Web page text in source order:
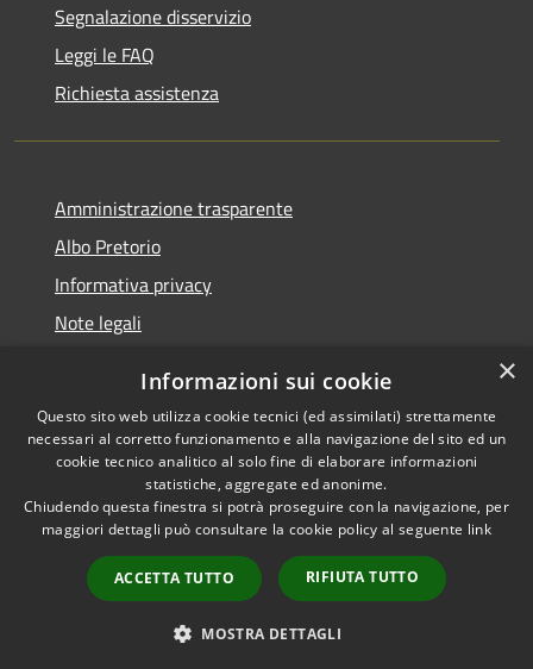
Segnalazione disservizio
Leggi le FAQ
Richiesta assistenza
Amministrazione trasparente
Albo Pretorio
Informativa privacy
Note legali
Whisteblowing
RSS
Accessibilità
Copyright © 2026 • Comune di
Municipium•
Accesso
redazione
×
Informazioni sui cookie
Questo sito web utilizza cookie tecnici (ed assimilati) strettamente
necessari al corretto funzionamento e alla navigazione del sito ed un
cookie tecnico analitico al solo fine di elaborare informazioni
statistiche, aggregate ed anonime.
Chiudendo questa finestra si potrà proseguire con la navigazione, per
maggiori dettagli può consultare la cookie policy al seguente link
ACCETTA TUTTO RIFIUTA TUTTO
MOSTRA DETTAGLI